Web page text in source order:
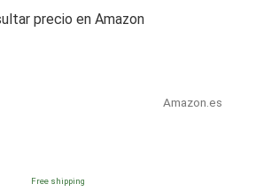
precio en Amazon
Amazon.es
Free shipping